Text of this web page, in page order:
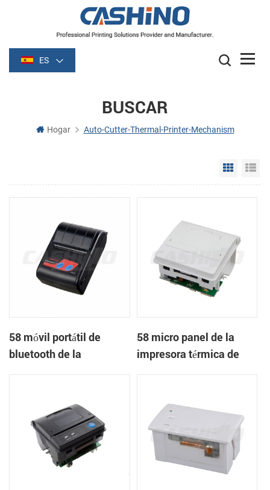
ES
BUSCAR
Hogar Auto-Cutter-Thermal-Printer-Mechanism
Grid
58 móvil portátil de
bluetooth de la
58 micro panel de la
impresora térmica de